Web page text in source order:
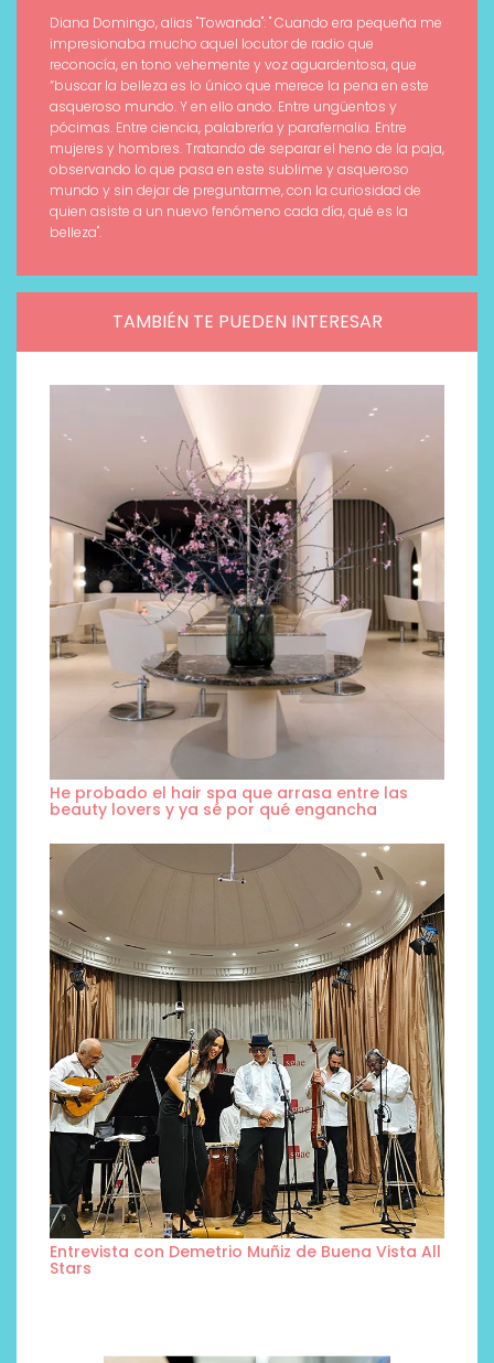
Diana Domingo, alias "Towanda": " Cuando era pequeña me
impresionaba mucho aquel locutor de radio que
reconocía, en tono vehemente y voz aguardentosa, que
“buscar la belleza es lo único que merece la pena en este
asqueroso mundo. Y en ello ando. Entre ungüentos y
pócimas. Entre ciencia, palabrería y parafernalia. Entre
mujeres y hombres. Tratando de separar el heno de la paja,
observando lo que pasa en este sublime y asqueroso
mundo y sin dejar de preguntarme, con la curiosidad de
quien asiste a un nuevo fenómeno cada día, qué es la
belleza".
TAMBIÉN TE PUEDEN INTERESAR
He probado el hair spa que arrasa entre las
beauty lovers y ya sé por qué engancha
Entrevista con Demetrio Muñiz de Buena Vista All
Stars